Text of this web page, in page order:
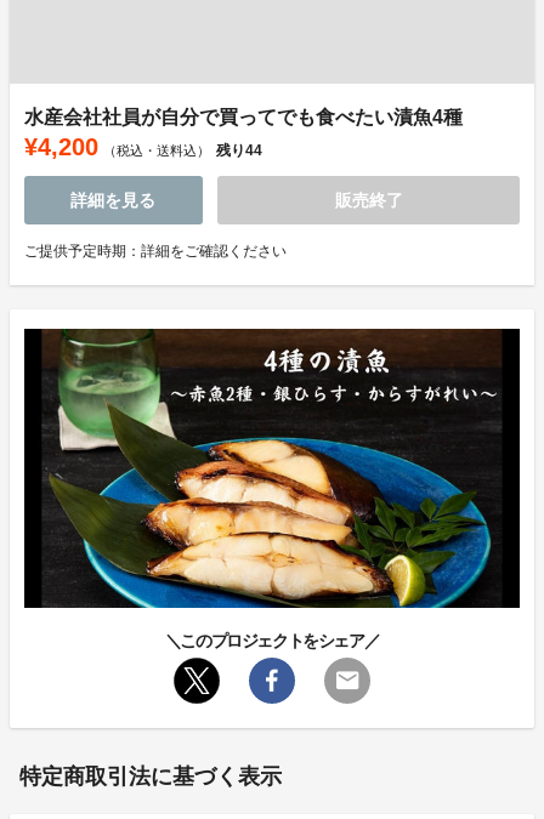
水産会社社員が自分で買ってでも食べたい漬魚4種
¥4,200 （税込・送料込） 残り44
詳細を見る 販売終了
ご提供予定時期：詳細をご確認ください
＼このプロジェクトをシェア／
特定商取引法に基づく表示